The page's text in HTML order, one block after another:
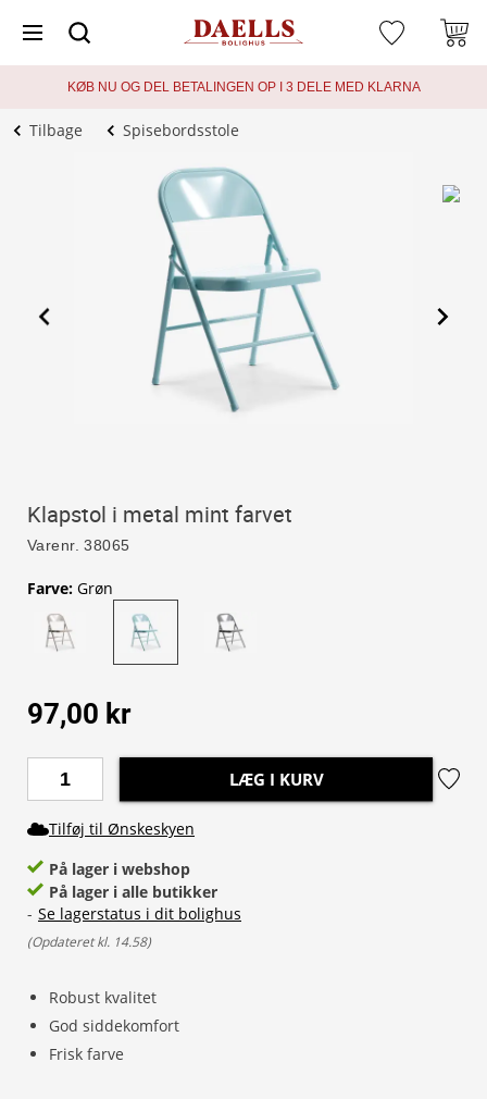
KØB NU OG DEL BETALINGEN OP I 3 DELE MED KLARNA
Tilbage Spisebordsstole
Klapstol i metal mint farvet
Varenr. 38065
Robust kvalitet
God siddekomfort
Frisk farve
Farve: Grøn
97,00 kr
LÆG I KURV
Tilføj til Ønskeskyen
På lager i webshop
På lager i alle butikker
- Se lagerstatus i dit bolighus
(Opdateret kl. 14.58)